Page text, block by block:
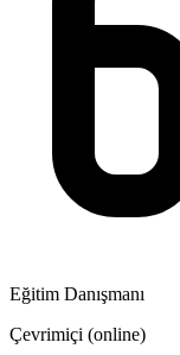
Eğitim Danışmanı
Çevrimiçi (online)